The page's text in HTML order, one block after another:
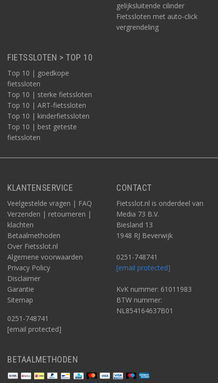
gelijksluitende cilinder
Fietssloten met auto-click
vergrendeling
FIETSSLOTEN > TOP 10
Top 10 | goedkope
fietssloten
Top 10 | sterke fietssloten
Top 10 | ART-fietssloten
Top 10 | kinderfietssloten
Top 10 | best geteste
fietssloten
KLANTENSERVICE
Veelgestelde vragen | FAQ
Verzenden | retourneren |
klachten
Betaalmethoden
Over Fietsslot.nl
Algemene voorwaarden
Privacy Policy
Disclaimer
Garantie
Sitemap
0251-748741
[email protected]
CONTACT
Fietsslot.nl is onderdeel van
Media 73 B.V.
Biesland 13
1948 RJ Beverwijk
0251-748741
[email protected]
KvK nummer: 61011983
BTW nummer:
NL854164637B01
BETAALMETHODEN